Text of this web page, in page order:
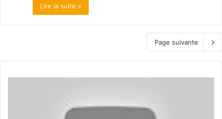
Lire la suite »
Page suivante